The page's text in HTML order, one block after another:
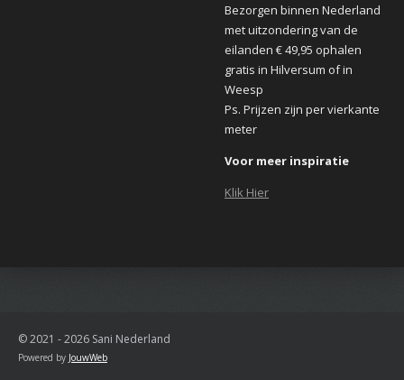
Bezorgen binnen Nederland
met uitzondering van de
eilanden € 49,95 ophalen
gratis in Hilversum of in
Weesp
Ps. Prijzen zijn per vierkante
meter
Voor meer inspiratie
Klik Hier
© 2021 - 2026 Sani Nederland
Powered by JouwWeb